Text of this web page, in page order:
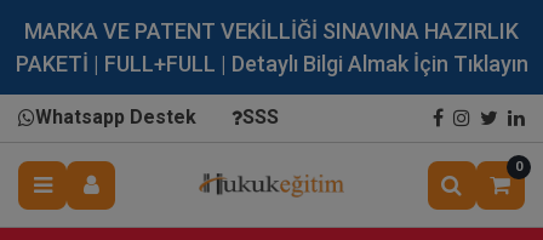
MARKA VE PATENT VEKİLLİĞİ SINAVINA HAZIRLIK
PAKETİ | FULL+FULL | Detaylı Bilgi Almak İçin Tıklayın
Whatsapp Destek SSS
0